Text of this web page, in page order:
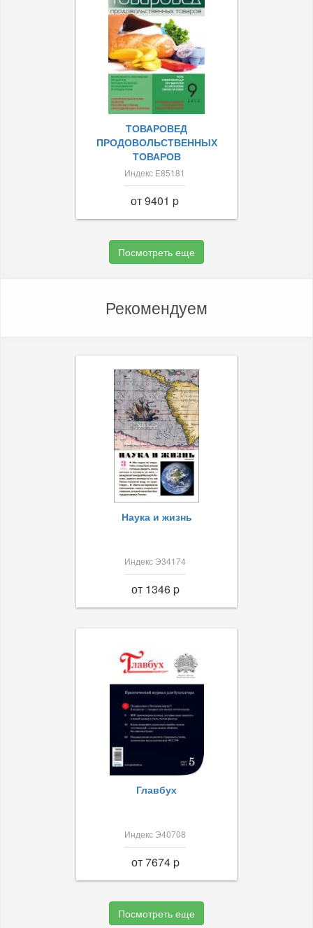
ТОВАРОВЕД
ПРОДОВОЛЬСТВЕННЫХ
ТОВАРОВ
Индекс Е85181
от 9401 p
Посмотреть еще
Рекомендуем
Наука и жизнь
Индекс Э34174
от 1346 p
Главбух
Индекс Э40708
от 7674 p
Посмотреть еще